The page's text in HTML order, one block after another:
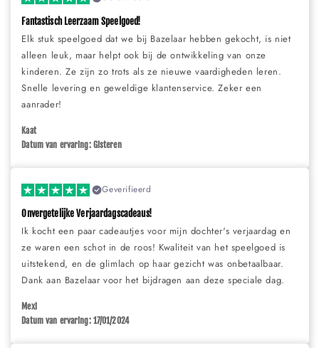
Fantastisch Leerzaam Speelgoed!
Elk stuk speelgoed dat we bij Bazelaar hebben gekocht, is niet
alleen leuk, maar helpt ook bij de ontwikkeling van onze
kinderen. Ze zijn zo trots als ze nieuwe vaardigheden leren.
Snelle levering en geweldige klantenservice. Zeker een
aanrader!
Kaat
Datum van ervaring: Gisteren
Geverifieerd
Onvergetelijke Verjaardagscadeaus!
Ik kocht een paar cadeautjes voor mijn dochter's verjaardag en
ze waren een schot in de roos! Kwaliteit van het speelgoed is
uitstekend, en de glimlach op haar gezicht was onbetaalbaar.
Dank aan Bazelaar voor het bijdragen aan deze speciale dag.
Mexi
Datum van ervaring: 17/01/2024